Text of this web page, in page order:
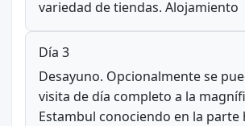
variedad de tiendas. Alojamiento
Día 3
Desayuno. Opcionalmente se
visita de día completo a la
Estambul conociendo en la parte